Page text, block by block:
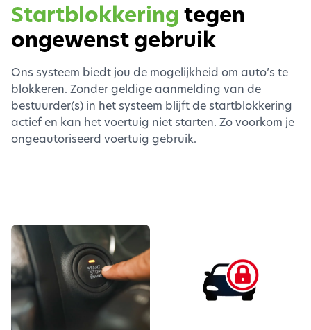
Startblokkeringtegen
ongewenst gebruik
Ons systeem biedt jou de mogelijkheid om auto’s te
blokkeren. Zonder geldige aanmelding van de
bestuurder(s) in het systeem blijft de startblokkering
actief en kan het voertuig niet starten. Zo voorkom je
ongeautoriseerd voertuig gebruik.